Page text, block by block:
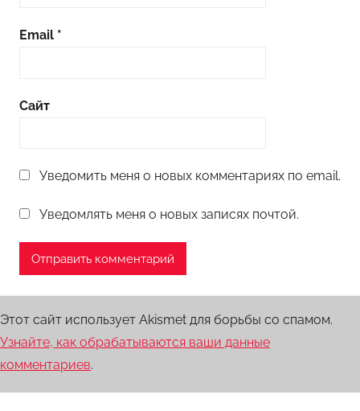
Email *
Сайт
Уведомить меня о новых комментариях по email.
Уведомлять меня о новых записях почтой.
Этот сайт использует Akismet для борьбы со спамом.
Узнайте, как обрабатываются ваши данные
комментариев.